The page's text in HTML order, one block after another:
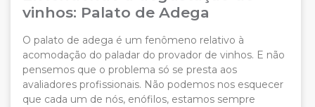
vinhos: Palato de Adega
O palato de adega é um fenômeno relativo à
acomodação do paladar do provador de vinhos. E não
pensemos que o problema só se presta aos
avaliadores profissionais. Não podemos nos esquecer
que cada um de nós, enófilos, estamos sempre